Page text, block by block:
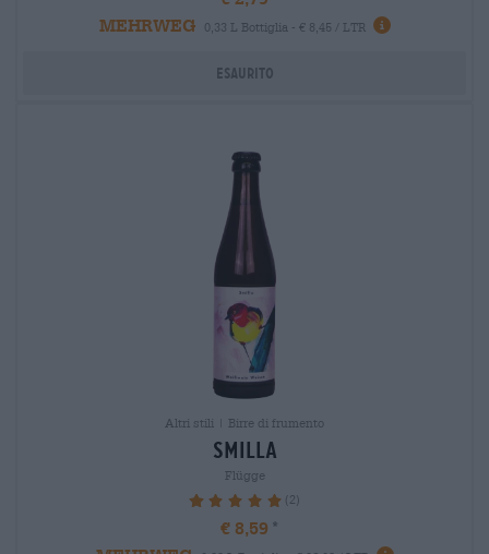
MEHRWEG
0,33 L Bottiglia - € 8,45 / LTR
Esaurito
Altri stili | Birre di frumento
smilla
Flügge
100% (2)
€ 8,59